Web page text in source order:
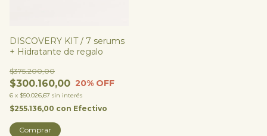
DISCOVERY KIT / 7 serums
+ Hidratante de regalo
$300.160,00
$375.200,00
20% OFF
6 x $50.026,67 sin interés
$255.136,00 con Efectivo
Comprar